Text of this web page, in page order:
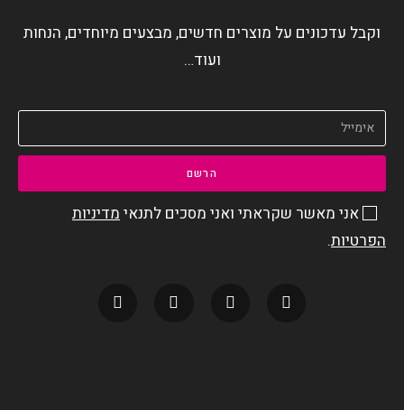
וקבל עדכונים על מוצרים חדשים, מבצעים מיוחדים, הנחות
ועוד…
אני מאשר שקראתי ואני מסכים לתנאי מדיניות
הפרטיות.
הרשם